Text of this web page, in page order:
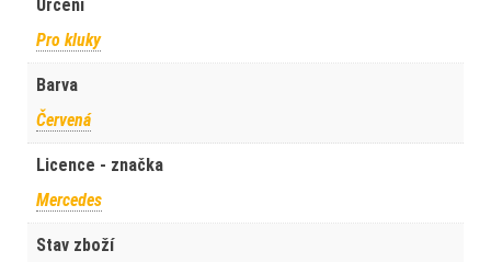
Určení
Pro kluky
Barva
Červená
Licence - značka
Mercedes
Stav zboží